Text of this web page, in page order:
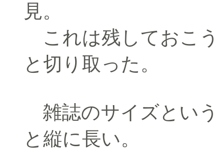
見。
これは残しておこ
と切り取った。
雑誌のサイズとい
と縦に長い。